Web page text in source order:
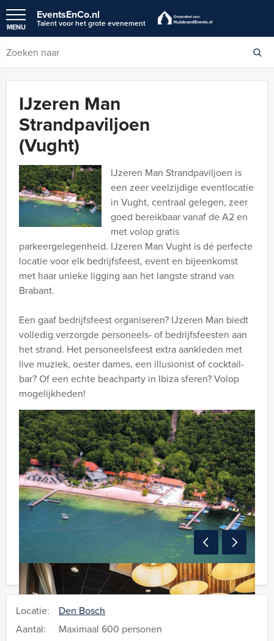
EventsEnCo.nl
Talent voor het grote evenement
MENU
IJzeren Man
Strandpaviljoen
(Vught)
IJzeren Man Strandpaviljoen is
een zeer veelzijdige eventlocatie
in Vught, centraal gelegen, zeer
goed bereikbaar vanaf de A2 en
met volop gratis
parkeergelegenheid. IJzeren Man Vught is dé perfecte
locatie voor elk bedrijfsfeest, event en bijeenkomst
met haar unieke ligging aan het langste strand van
Brabant.
Een gaaf bedrijfsfeest organiseren? IJzeren Man biedt
volledig verzorgde personeels- of bedrijfsfeesten aan
het strand. Het personeelsfeest extra aankleden met
live muziek, oester dames, een illusionist of cocktail-
bar? Of een echte beachparty in Ibiza sferen? Volop
mogelijkheden!
Locatie:
Den Bosch
Aantal:
Maximaal 600 personen